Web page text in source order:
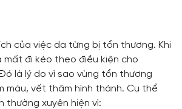
của việc da từng bị tổn thương. Khi
mất đi kéo theo điều kiện cho
là lý do vì sao vùng tổn thương
màu, vết thâm hình thành. Cụ thể
thường xuyên hiện vì: